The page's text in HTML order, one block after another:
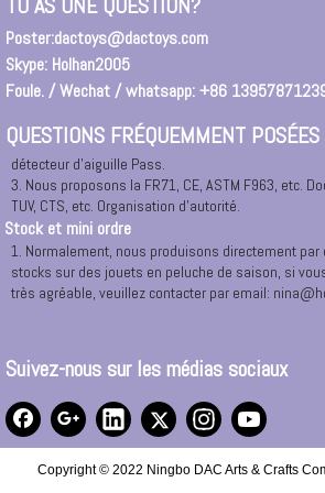
Poster:dactoys@dactoys.com
Skype: Holhan2005
Foule. / Wechat / whatsapp: +86
QUESTIONS FRÉQUEMMENT POSÉES
Ou vous pouvez demander un taxi à notre bureau
Changyang Road, Ningbo.
Certificat de sécurité
1. Tous les matériaux sont 100% de nouveaux
respectueux de l'environnement.
détecteur d'aiguille Pass.
3. Nous proposons la FR71, CE, ASTM F963, etc.
TUV, CTS, etc. Organisation d'autorité.
Stock et mini ordre
1. Normalement, nous produisons directement par
stocks sur des jouets en peluche de saison, si
très agréable, veuillez contacter par email:
2. Notre MOQ. Vient de 500 pcs par conception par
besoin de produits de luxe et de fabrication
3 TOP PERSONNALISATION POUR MOULE OU
1. OEM: Nous pouvons accepter la production avec
avec nos 20 ans d'expérience,
impression 3D, déménagement, modèle de
Suivez-nous sur les médias sociaux
Copyright © 2022 Ningbo DAC Arts & Crafts